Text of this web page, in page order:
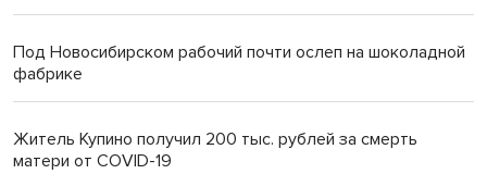
Под Новосибирском рабочий почти ослеп на шоколадной
фабрике
Житель Купино получил 200 тыс. рублей за смерть
матери от COVID-19